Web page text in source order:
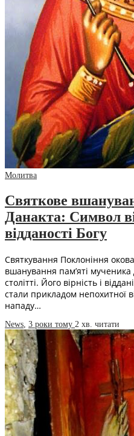
Молитва
Святкове
Данакта: Символ
відданості Богу
Святкування Поклоніння
вшанування пам’яті
столітті. Його вірність і
стали прикладом непохитної
нападу…
News, 3 роки тому 2 хв. читати